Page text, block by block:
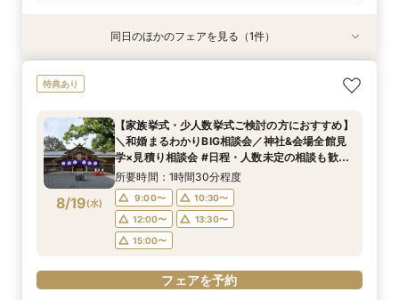
8/18(火)
＼マイナビ限定！和婚まるわかりBIG相談会／神
社&会場全館見学×見積り相談会#日程・人数未定
所要時間：1時間30分程度
9:00〜
10:30〜
12:00〜
13:30〜
15:00〜
フェアを予約
同日のほかのフェアを見る（1件）
特典あり
8/19(水)
【家族挙式・少人数挙式ご検討の方におすすめ】
＼和婚まるわかりBIG相談会／神社&会場全館見
学×見積り相談会 #日程・人数未定の相談も歓迎
◎
所要時間：1時間30分程度
9:00〜
10:30〜
12:00〜
13:30〜
15:00〜
フェアを予約